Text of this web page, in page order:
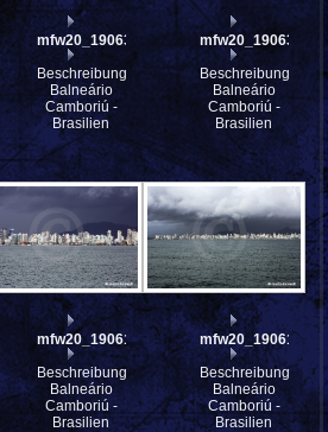
mfw20_190637
Beschreibung:
Balneário
Camboriú -
Brasilien
mfw20_190636
Beschreibung:
Balneário
Camboriú -
Brasilien
mfw20_190616
Beschreibung:
Balneário
Camboriú -
Brasilien
mfw20_190615
Beschreibung:
Balneário
Camboriú -
Brasilien